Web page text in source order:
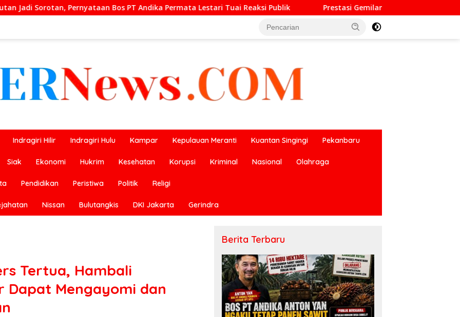
Bos PT Andika Permata Lestari Tuai Reaksi Publik Prestasi Gemilang O2SN, UPT SMP Negeri 2 Bangkinang Kota
Indragiri Hilir Indragiri Hulu Kampar Kepulauan Meranti Kuantan Singingi Pekanbaru
Siak Ekonomi Hukrim Kesehatan Korupsi Kriminal Nasional Olahraga
Pendidikan Peristiwa Politik Religi
Nissan Bulutangkis DKI Jakarta Gerindra
Tertua, Hambali
Dapat Mengayomi dan
Berita Terbaru